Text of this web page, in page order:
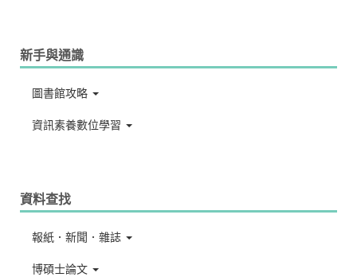
新手與通識
圖書館攻略
資訊素養數位學習
資料查找
報紙．新聞．雜誌
博碩士論文